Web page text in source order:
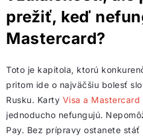
prežiť, keď
Mastercard?
Toto je kapitola, ktorú
pritom ide o najväčšiu bolesť
Rusku. Karty Visa a Mastercard
jednoducho nefungujú.
Pay. Bez prípravy ostanete stáť